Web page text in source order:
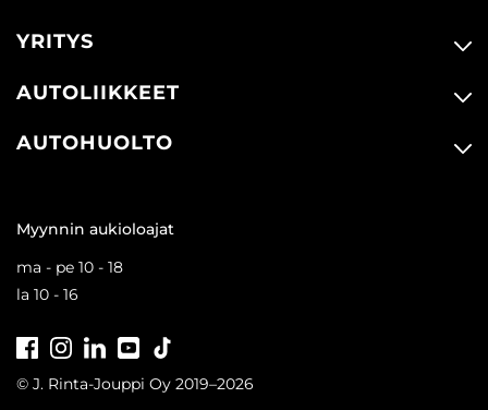
YRITYS
AUTOLIIKKEET
AUTOHUOLTO
Myynnin aukioloajat
ma - pe 10 - 18
la 10 - 16
FacebookInstagramLinkedInYoutube
© J. Rinta-Jouppi Oy 2019–2026